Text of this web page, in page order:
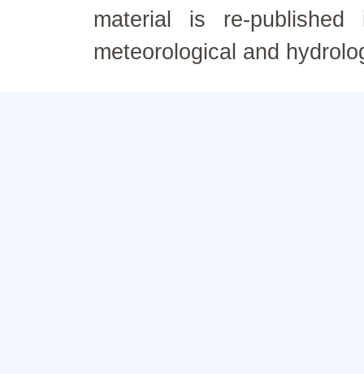
material is re-
meteorological and